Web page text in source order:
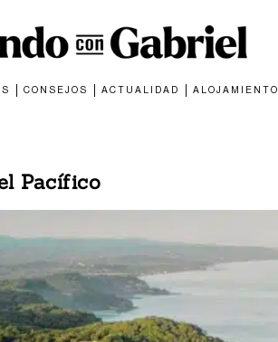
CONSEJOS ACTUALIDAD ALOJAMIENTO
Pacífico